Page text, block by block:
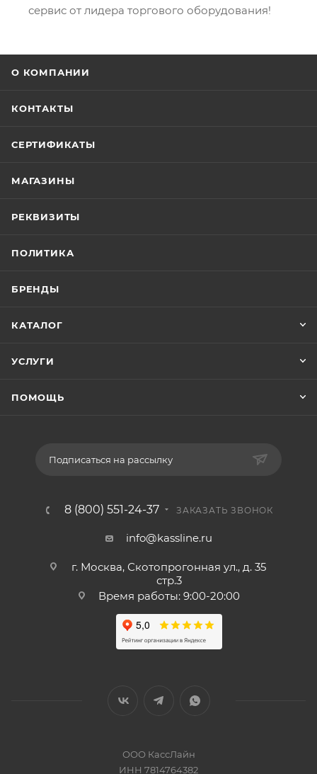
сервис от лидера торгового оборудования!
О КОМПАНИИ
КОНТАКТЫ
СЕРТИФИКАТЫ
МАГАЗИНЫ
РЕКВИЗИТЫ
ПОЛИТИКА
БРЕНДЫ
КАТАЛОГ
УСЛУГИ
ПОМОЩЬ
Подписаться на рассылку
8 (800) 551-24-37 ЗАКАЗАТЬ ЗВОНОК
info@kassline.ru
г. Москва, Скотопрогонная ул., д. 35
стр.3
Время работы: 9:00-20:00
ООО КассЛайн
ИНН 7814764382